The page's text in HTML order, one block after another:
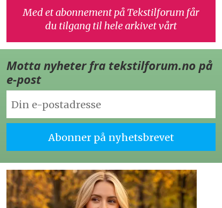
Med et abonnement på Tekstilforum får
du tilgang til hele arkivet vårt
Motta nyheter fra tekstilforum.no på
e-post